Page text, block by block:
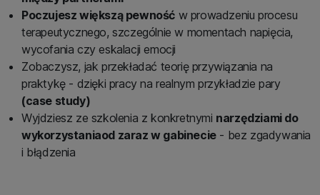
Poczujesz większą pewność w prowadzeniu procesu
terapeutycznego, szczególnie w momentach napięcia,
wycofania czy eskalacji emocji
Zobaczysz, jak przekładać teorię przywiązania na
praktykę - dzięki pracy na realnym przykładzie pary
(case study)
Wyjdziesz ze szkolenia z konkretnymi narzędziami do
wykorzystaniaod zaraz w gabinecie- bez zgadywania
i błądzenia